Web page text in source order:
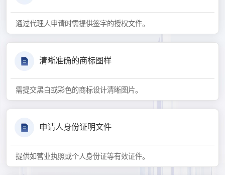
通过代理人申请时需提供签字的授权文件。
清晰准确的商标图样
需提交黑白或彩色的商标设计清晰图片。
申请人身份证明文件
提供如营业执照或个人身份证等有效证件。